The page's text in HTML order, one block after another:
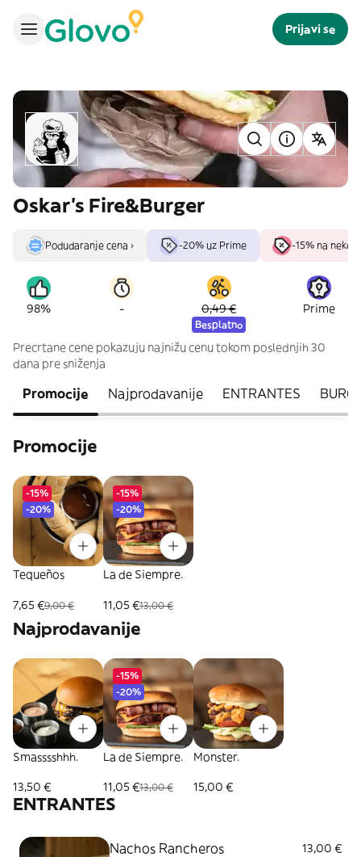
Prijavi se
Oskar's Fire&Burger
Podudaranje cena › -20% uz Prime -15% na neke
98% - 0,49 €
Besplatno
Prime
Precrtane cene pokazuju najnižu cenu tokom poslednjih 30
dana pre sniženja
Promocije Najprodavanije ENTRANTES
Promocije
-15%
-20%
Tequeños
7,65 €9,00 €
-15%
-20%
La de Siempre.
11,05 €13,00 €
Najprodavanije
Smasssshhh.
13,50 €
-15%
-20%
La de Siempre.
11,05 €13,00 €
Monster.
15,00 €
ENTRANTES
Nachos Rancheros
13,00 €